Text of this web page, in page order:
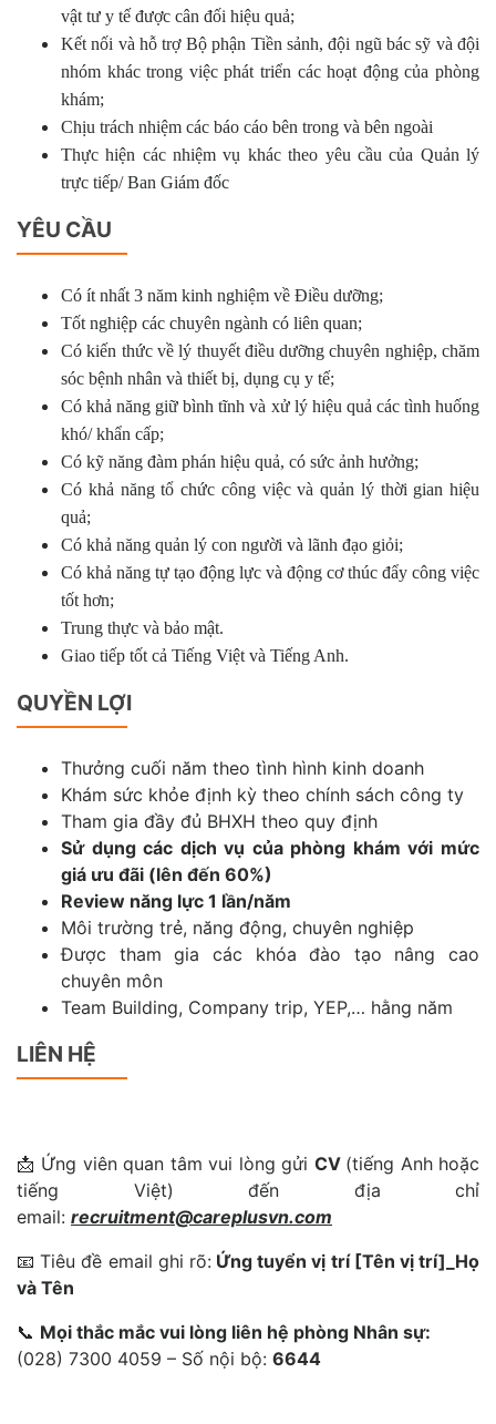
vật tư y tế được cân đối hiệu quả;
Kết nối và hỗ trợ Bộ phận Tiền sảnh, đội ngũ bác sỹ và đội
nhóm khác trong việc phát triển các hoạt động của phòng
khám;
Chịu trách nhiệm các báo cáo bên trong và bên ngoài
Thực hiện các nhiệm vụ khác theo yêu cầu của Quản lý
trực tiếp/ Ban Giám đốc
YÊU CẦU
Có ít nhất 3 năm kinh nghiệm về Điều dưỡng;
Tốt nghiệp các chuyên ngành có liên quan;
Có kiến thức về lý thuyết điều dưỡng chuyên nghiệp, chăm
sóc bệnh nhân và thiết bị, dụng cụ y tế;
Có khả năng giữ bình tĩnh và xử lý hiệu quả các tình huống
khó/ khẩn cấp;
Có kỹ năng đàm phán hiệu quả, có sức ảnh hưởng;
Có khả năng tổ chức công việc và quản lý thời gian hiệu
quả;
Có khả năng quản lý con người và lãnh đạo giỏi;
Có khả năng tự tạo động lực và động cơ thúc đẩy công việc
tốt hơn;
Trung thực và bảo mật.
Giao tiếp tốt cả Tiếng Việt và Tiếng Anh.
QUYỀN LỢI
Thưởng cuối năm theo tình hình kinh doanh
Khám sức khỏe định kỳ theo chính sách công ty
Tham gia đầy đủ BHXH theo quy định
Sử dụng các dịch vụ của phòng khám với mức
giá ưu đãi (lên đến 60%)
Review năng lực 1 lần/năm
Môi trường trẻ, năng động, chuyên nghiệp
Được tham gia các khóa đào tạo nâng cao
chuyên môn
Team Building, Company trip, YEP,… hằng năm
LIÊN HỆ
📩 Ứng viên quan tâm vui lòng gửi CV (tiếng Anh hoặc
tiếng Việt) đến địa chỉ
email: recruitment@careplusvn.com
📧 Tiêu đề email ghi rõ:Ứng tuyển vị trí [Tên vị trí]_Họ
và Tên
📞 Mọi thắc mắc vui lòng liên hệ phòng Nhân sự:
(028) 7300 4059 – Số nội bộ: 6644